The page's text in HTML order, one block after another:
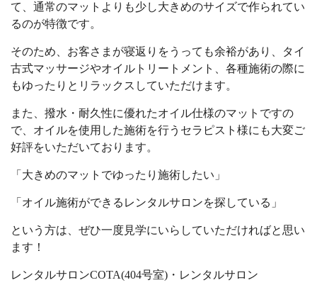
て、通常のマットよりも少し大きめのサイズで作られてい
るのが特徴です。
そのため、お客さまが寝返りをうっても余裕があり、タイ
古式マッサージやオイルトリートメント、各種施術の際に
もゆったりとリラックスしていただけます。
また、撥水・耐久性に優れたオイル仕様のマットですの
で、オイルを使用した施術を行うセラピスト様にも大変ご
好評をいただいております。
「大きめのマットでゆったり施術したい」
「オイル施術ができるレンタルサロンを探している」
という方は、ぜひ一度見学にいらしていただければと思い
ます！
レンタルサロンCOTA(404号室)・レンタルサロン